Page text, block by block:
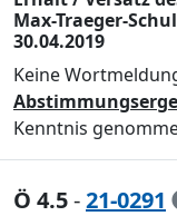
Max-Traeger-
30.04.2019
Keine
Kenntnis
Ö 4.5-21-0291